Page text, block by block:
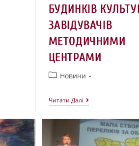
БУДИНКІВ
ЗАВІДУВАЧІВ
МЕТОДИЧНИМИ
ЦЕНТРАМИ
Новини
Читати Далі